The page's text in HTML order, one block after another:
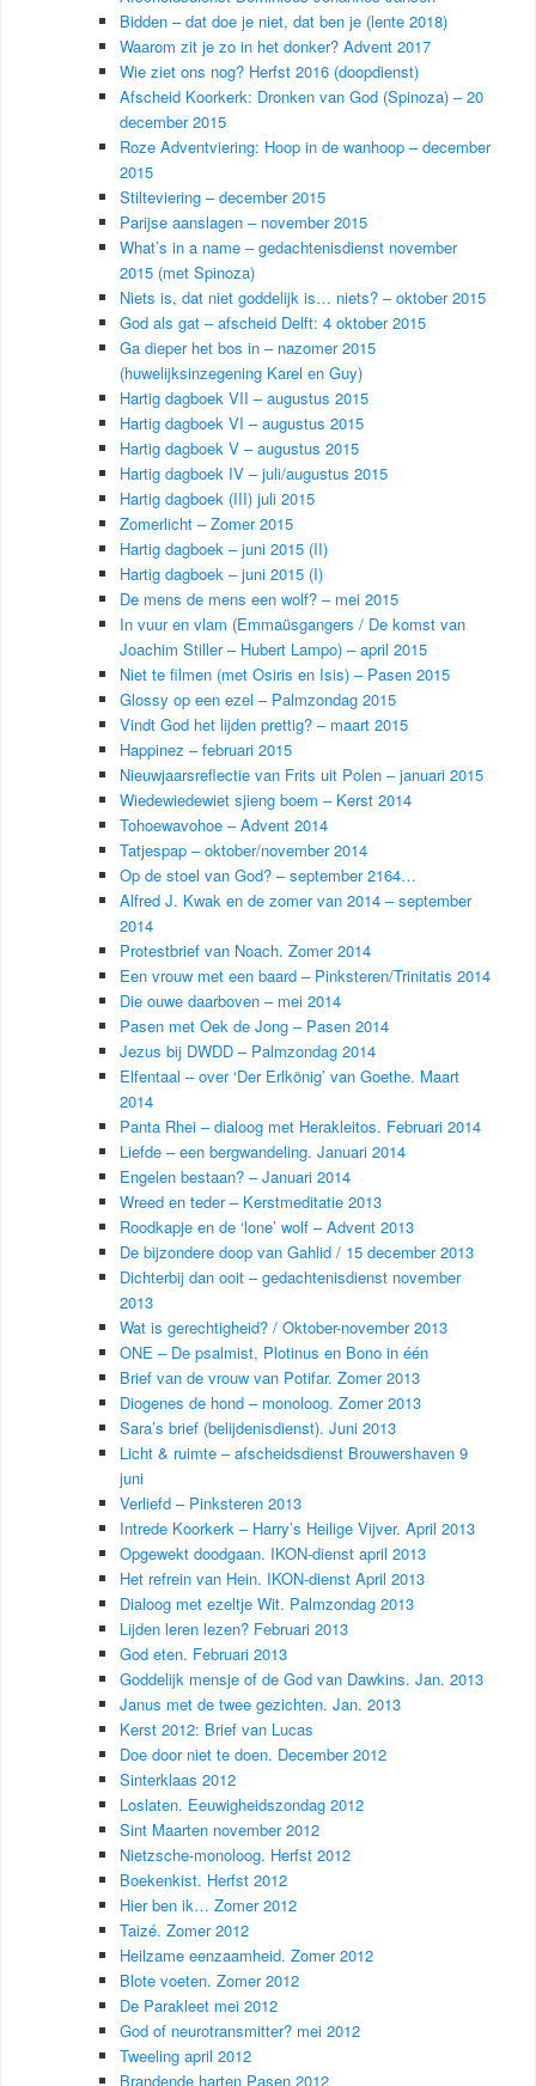
Bidden – dat doe je niet, dat ben je (lente 2018)
Waarom zit je zo in het donker? Advent 2017
Wie ziet ons nog? Herfst 2016 (doopdienst)
Afscheid Koorkerk: Dronken van God (Spinoza) – 20
december 2015
Roze Adventviering: Hoop in de wanhoop – december
2015
Stilteviering – december 2015
Parijse aanslagen – november 2015
What’s in a name – gedachtenisdienst november
2015 (met Spinoza)
Niets is, dat niet goddelijk is… niets? – oktober 2015
God als gat – afscheid Delft: 4 oktober 2015
Ga dieper het bos in – nazomer 2015
(huwelijksinzegening Karel en Guy)
Hartig dagboek VII – augustus 2015
Hartig dagboek VI – augustus 2015
Hartig dagboek V – augustus 2015
Hartig dagboek IV – juli/augustus 2015
Hartig dagboek (III) juli 2015
Zomerlicht – Zomer 2015
Hartig dagboek – juni 2015 (II)
Hartig dagboek – juni 2015 (I)
De mens de mens een wolf? – mei 2015
In vuur en vlam (Emmaüsgangers / De komst van
Joachim Stiller – Hubert Lampo) – april 2015
Niet te filmen (met Osiris en Isis) – Pasen 2015
Glossy op een ezel – Palmzondag 2015
Vindt God het lijden prettig? – maart 2015
Happinez – februari 2015
Nieuwjaarsreflectie van Frits uit Polen – januari 2015
Wiedewiedewiet sjieng boem – Kerst 2014
Tohoewavohoe – Advent 2014
Tatjespap – oktober/november 2014
Op de stoel van God? – september 2164…
Alfred J. Kwak en de zomer van 2014 – september
2014
Protestbrief van Noach. Zomer 2014
Een vrouw met een baard – Pinksteren/Trinitatis 2014
Die ouwe daarboven – mei 2014
Pasen met Oek de Jong – Pasen 2014
Jezus bij DWDD – Palmzondag 2014
Elfentaal – over ‘Der Erlkönig’ van Goethe. Maart
2014
Panta Rhei – dialoog met Herakleitos. Februari 2014
Liefde – een bergwandeling. Januari 2014
Engelen bestaan? – Januari 2014
Wreed en teder – Kerstmeditatie 2013
Roodkapje en de ‘lone’ wolf – Advent 2013
De bijzondere doop van Gahlid / 15 december 2013
Dichterbij dan ooit – gedachtenisdienst november
2013
Wat is gerechtigheid? / Oktober-november 2013
ONE – De psalmist, Plotinus en Bono in één
Brief van de vrouw van Potifar. Zomer 2013
Diogenes de hond – monoloog. Zomer 2013
Sara’s brief (belijdenisdienst). Juni 2013
Licht & ruimte – afscheidsdienst Brouwershaven 9
juni
Verliefd – Pinksteren 2013
Intrede Koorkerk – Harry’s Heilige Vijver. April 2013
Opgewekt doodgaan. IKON-dienst april 2013
Het refrein van Hein. IKON-dienst April 2013
Dialoog met ezeltje Wit. Palmzondag 2013
Lijden leren lezen? Februari 2013
God eten. Februari 2013
Goddelijk mensje of de God van Dawkins. Jan. 2013
Janus met de twee gezichten. Jan. 2013
Kerst 2012: Brief van Lucas
Doe door niet te doen. December 2012
Sinterklaas 2012
Loslaten. Eeuwigheidszondag 2012
Sint Maarten november 2012
Nietzsche-monoloog. Herfst 2012
Boekenkist. Herfst 2012
Hier ben ik… Zomer 2012
Taizé. Zomer 2012
Heilzame eenzaamheid. Zomer 2012
Blote voeten. Zomer 2012
De Parakleet mei 2012
God of neurotransmitter? mei 2012
Tweeling april 2012
Brandende harten Pasen 2012